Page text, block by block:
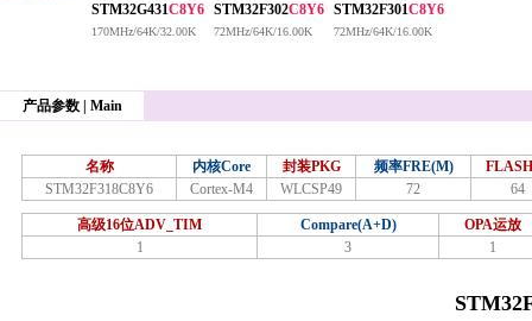
STM32G431C8Y6
170MHz/64K/32.00K
STM32F302C8Y6
72MHz/64K/16.00K
STM32F301C8Y6
72MHz/64K/16.00K
产品参数 | Main
名称 内核Core 封装PKG 频率FRE(M)
STM32F318C8Y6
Cortex-M4 WLCSP49 72 64
高级16位ADV_TIM Compare(A+D)
OPA运放
1
3 1